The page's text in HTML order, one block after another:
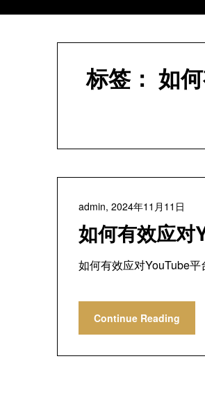
标签：如
如何有效应对
admin, 2024年11月11日
如何有效应对YouTube
Continue Reading